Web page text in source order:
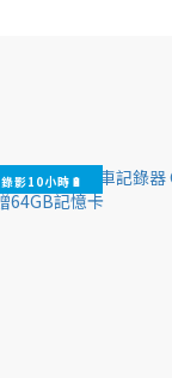
影10小時🔋